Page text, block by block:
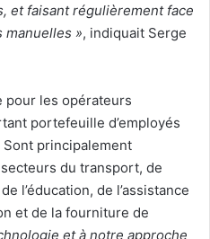
et faisant régulièrement face
manuelles », indiquait Serge
pour les opérateurs
portefeuille d’employés
principalement
du transport, de
l’éducation, de l’assistance
et de la fourniture de
et à notre approche